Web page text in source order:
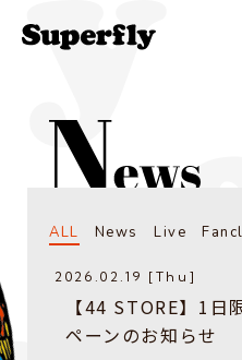
ALL News Live
2026.02.19 [Thu]
【44 STORE】1日
ペーンのお知らせ